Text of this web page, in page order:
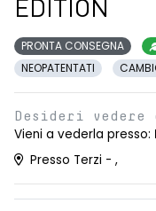
EDITION
PRONTA CONSEGNA
NEOPATENTATI
Desideri
Vieni a vederla presso:
Presso Terzi - ,